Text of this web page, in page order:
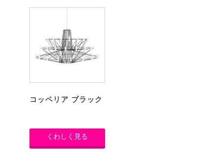
コッペリア ブラック
くわしく見る